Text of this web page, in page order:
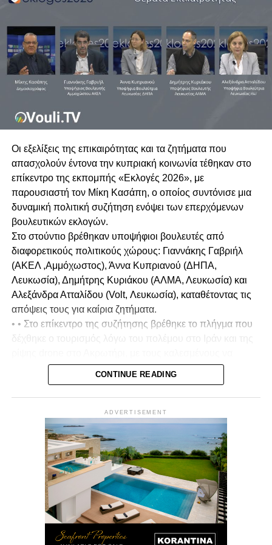
Οι εξελίξεις της επικαιρότητας και τα ζητήματα που
απασχολούν έντονα την κυπριακή κοινωνία τέθηκαν στο
επίκεντρο της εκπομπής «Εκλογές 2026», με
παρουσιαστή τον Μίκη Κασάπη, ο οποίος συντόνισε μια
δυναμική πολιτική συζήτηση ενόψει των επερχόμενων
βουλευτικών εκλογών.
Στο στούντιο βρέθηκαν υποψήφιοι βουλευτές από
διαφορετικούς πολιτικούς χώρους: Γιαννάκης Γαβριήλ
(ΑΚΕΛ ,Αμμόχωστος), Άννα Κυπριανού (ΔΗΠΑ,
Λευκωσία), Δημήτρης Κυριάκου (ΑΛΜΑ, Λευκωσία) και
Αλεξάνδρα Ατταλίδου (Volt, Λευκωσία), καταθέτοντας τις
απόψεις τους για καίρια ζητήματα.
• • Στο επίκεντρο της συζήτησης βρέθηκε το πλήγμα που
σχολιάζουν και να αξιολογούν τη διαχείριση της
κατάστασης από την κυβέρνηση, καθώς και τον βαθμό
στον οποίο επηρεάστηκε το αίσθημα ασφάλειας στην
• Ιδιαίτερη αναφορά έγινε στα μέτρα που πρέπει να
ληφθούν για τη στήριξη του τουριστικού κλάδου, με
έμφαση στην ανάγκη προστασίας των εργαζομένων και
των επιχειρήσεων, ώστε να μην μείνουν στο περιθώριο σε
μια περίοδο αυξημένων προκλήσεων.
• Στη συζήτηση τέθηκε και το ζήτημα του αφθώδους
πυρετού, με τους υποψηφίους να τοποθετούνται για τις
ευθύνες σχετικά με την εξάπλωση του ιού και να
CONTINUE READING
ADVERTISEMENT